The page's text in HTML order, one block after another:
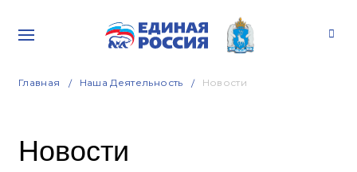
Главная Наша Деятельность Новости
Новости